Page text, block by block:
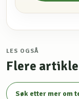
LES OGSÅ
Flere
Søk etter mer om